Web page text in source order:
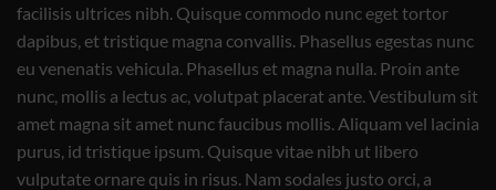
facilisis ultrices nibh. Quisque commodo nunc eget tortor
dapibus, et tristique magna convallis. Phasellus egestas nunc
eu venenatis vehicula. Phasellus et magna nulla. Proin ante
nunc, mollis a lectus ac, volutpat placerat ante. Vestibulum sit
amet magna sit amet nunc faucibus mollis. Aliquam vel lacinia
purus, id tristique ipsum. Quisque vitae nibh ut libero
vulputate ornare quis in risus. Nam sodales justo orci, a